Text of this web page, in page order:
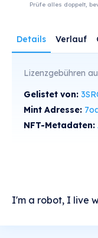
Prüfe alles doppelt,
Details Verlauf
Lizenzgebühren
Gelistet von:
Mint Adresse:
NFT-Metadaten:
I'm a robot, I live